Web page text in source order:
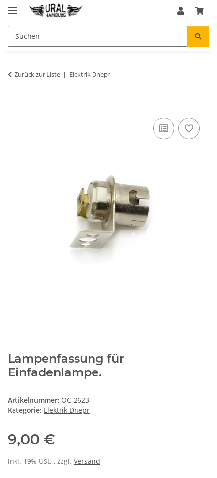
Zurück zur Liste Elektrik Dnepr
Lampenfassung für
Einfadenlampe.
Artikelnummer: OC-2623
Kategorie: Elektrik Dnepr
9,00 €
inkl. 19% USt. , zzgl. Versand